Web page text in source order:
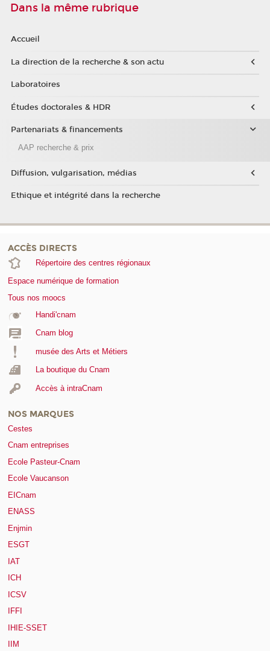
Dans la même rubrique
Accueil
La direction de la recherche & son actu
Laboratoires
Études doctorales & HDR
Partenariats & financements
AAP recherche & prix
Diffusion, vulgarisation, médias
Ethique et intégrité dans la recherche
ACCÈS DIRECTS
Répertoire des centres régionaux
Espace numérique de formation
Tous nos moocs
Handi'cnam
Cnam blog
musée des Arts et Métiers
La boutique du Cnam
Accès à intraCnam
NOS MARQUES
Cestes
Cnam entreprises
Ecole Pasteur-Cnam
Ecole Vaucanson
EICnam
ENASS
Enjmin
ESGT
IAT
ICH
ICSV
IFFI
IHIE-SSET
IIM